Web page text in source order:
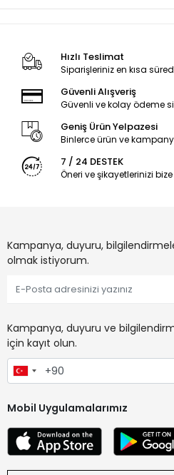
Hızlı Teslimat
Siparişleriniz en kısa
Güvenli Alışveriş
Güvenli ve kolay ödeme
Geniş Ürün Yelpazesi
Binlerce ürün ve
7 / 24 DESTEK
Öneri ve şikayetlerinizi
Kampanya, duyuru,
olmak istiyorum.
Kampanya, duyuru ve
için kayıt olun.
Mobil Uygulamalarımız